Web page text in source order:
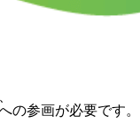
の参画が必要です。